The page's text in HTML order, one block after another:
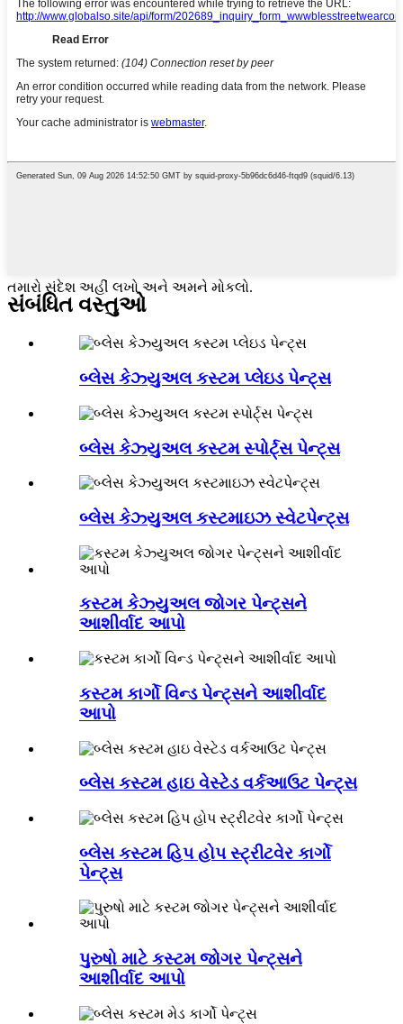
તમારો સંદેશ અહીં લખો અને અમને મોકલો.
સંબંધિત વસ્તુઓ
બ્લેસ કેઝ્યુઅલ કસ્ટમ પ્લેઇડ પેન્ટ્સ
બ્લેસ કેઝ્યુઅલ કસ્ટમ સ્પોર્ટ્સ પેન્ટ્સ
બ્લેસ કેઝ્યુઅલ કસ્ટમાઇઝ સ્વેટપેન્ટ્સ
કસ્ટમ કેઝ્યુઅલ જોગર પેન્ટ્સને
આશીર્વાદ આપો
કસ્ટમ કાર્ગો વિન્ડ પેન્ટ્સને આશીર્વાદ
આપો
બ્લેસ કસ્ટમ હાઇ વેસ્ટેડ વર્કઆઉટ પેન્ટ્સ
બ્લેસ કસ્ટમ હિપ હોપ સ્ટ્રીટવેર કાર્ગો
પેન્ટ્સ
પુરુષો માટે કસ્ટમ જોગર પેન્ટ્સને
આશીર્વાદ આપો